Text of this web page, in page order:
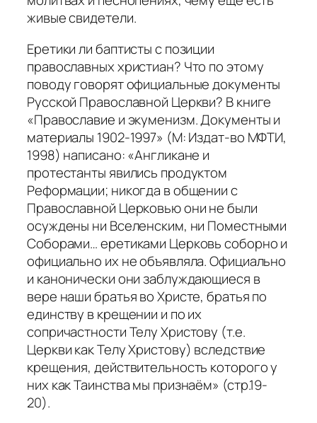
живые свидетели.
Еретики ли баптисты с позиции
православных христиан? Что по этому
поводу говорят официальные документы
Русской Православной Церкви? В книге
«Православие и экуменизм. Документы и
материалы 1902-1997» (М: Издат-во МФТИ,
1998) написано: «Англикане и
протестанты явились продуктом
Реформации; никогда в общении с
Православной Церковью они не были
осуждены ни Вселенским, ни Поместными
Соборами… еретиками Церковь соборно и
официально их не объявляла. Официально
и канонически они заблуждающиеся в
вере наши братья во Христе, братья по
единству в крещении и по их
сопричастности Телу Христову (т.е.
Церкви как Телу Христову) вследствие
крещения, действительность которого у
них как Таинства мы признаём» (стр.19-
20).